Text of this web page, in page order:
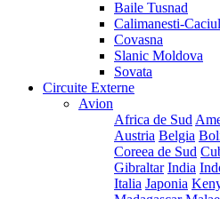
Baile Tusnad
Calimanesti-
Covasna
Slanic Moldova
Sovata
Circuite Externe
Avion
Africa de Sud
Austria Belgia
Coreea de Sud
Gibraltar India
Italia Japonia